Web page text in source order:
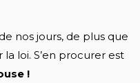
nos jours, de plus que
loi. S’en procurer est
!